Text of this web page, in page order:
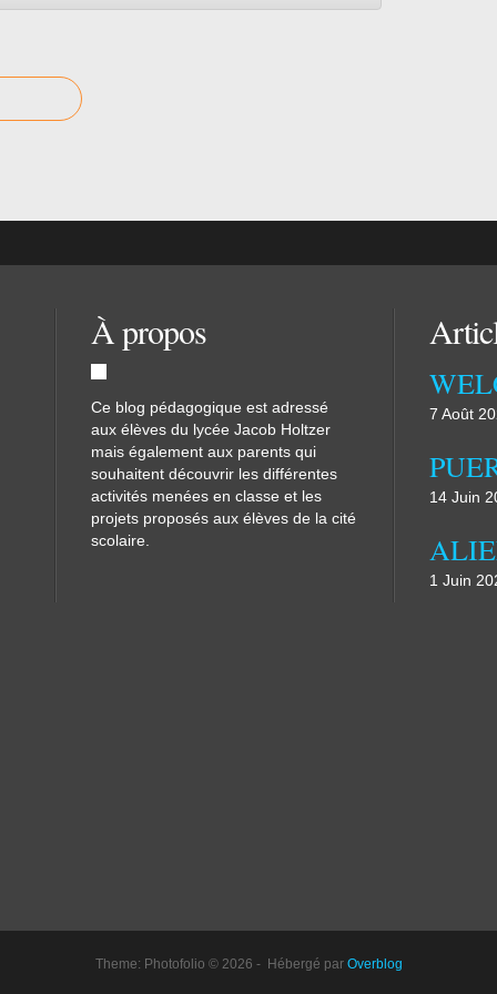
À propos
Ce blog pédagogique est adressé
aux élèves du lycée Jacob Holtzer
mais également aux parents qui
souhaitent découvrir les différentes
activités menées en classe et les
projets proposés aux élèves de la cité
scolaire.
7 Août
14 Juin
1 Juin
Theme: Photofolio © 2026 - Hébergé par Overblog